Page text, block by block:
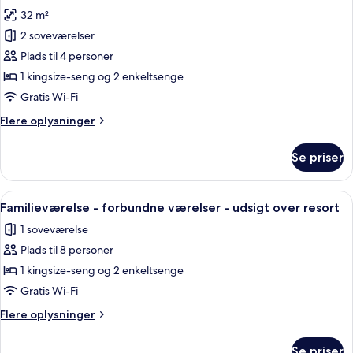
byudsigt
billeder
af
Deluxe-
værelse
32 m²
2 soveværelser
Plads til 4 personer
1 kingsize-seng og 2 enkeltsenge
Gratis Wi-Fi
Flere oplysninger
Flere
værelse
Se priser
Indlæs
alle
billeder
af
Familieværelse
-
forbundne
værelser
Et hotelværelse med seng,
1
Familieværelse - forbundne værelser - udsigt over resort
1 soveværelse
Plads til 8 personer
1 kingsize-seng og 2 enkeltsenge
Gratis Wi-Fi
Flere oplysninger
Flere